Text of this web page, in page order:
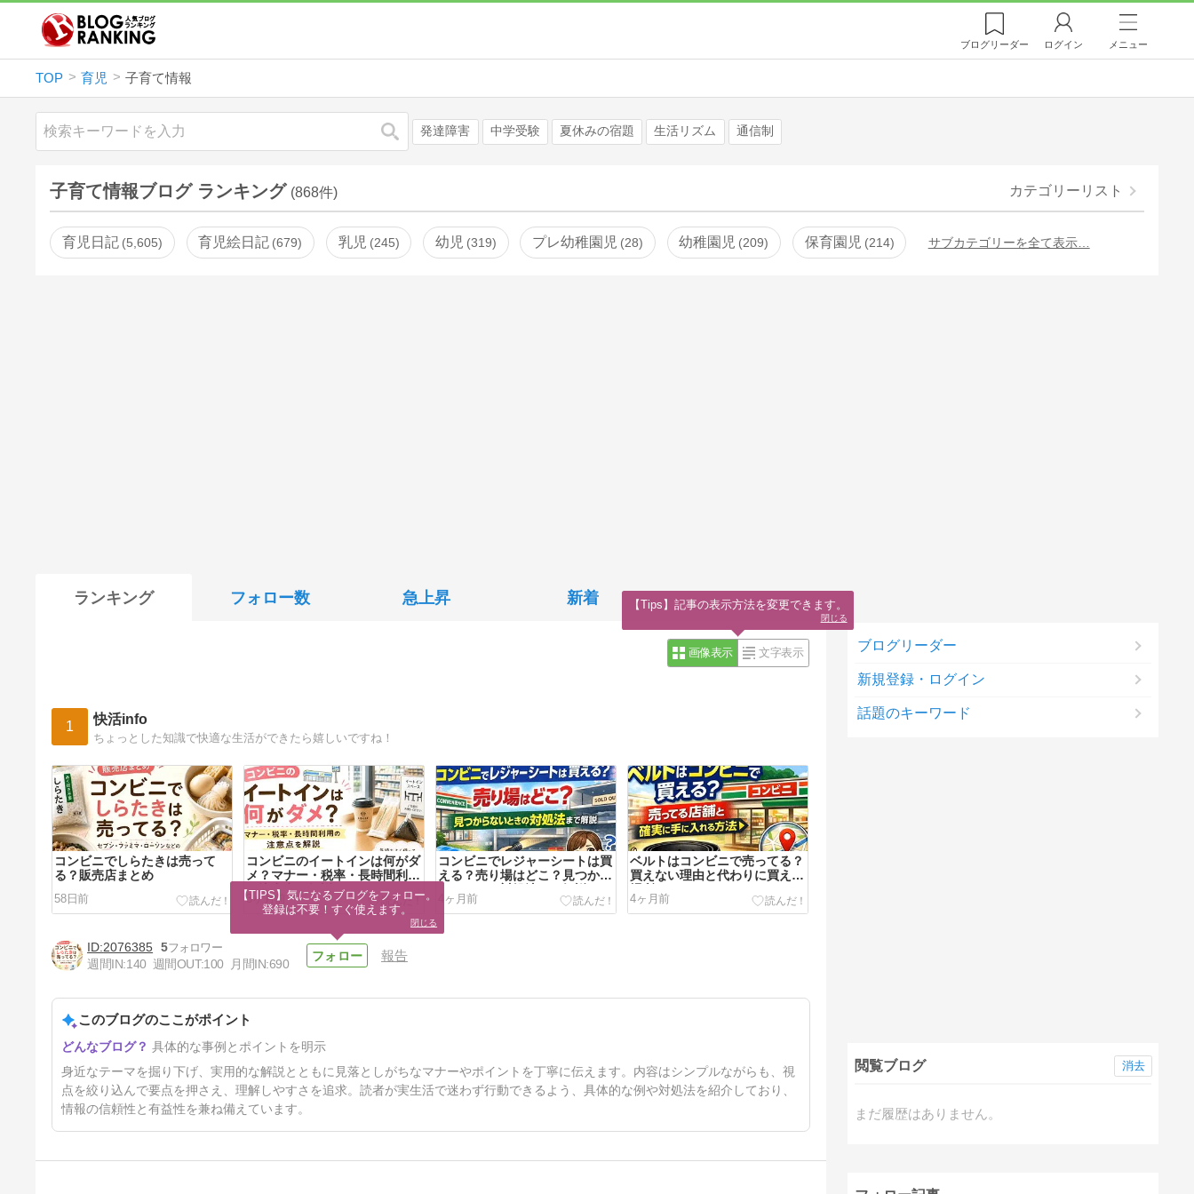
ブログリーダー ログイン メニュー
TOP 育児 子育て情報
検索 発達障害 中学受験 夏休みの宿題 生活リズム 通信制
子育て情報ブログ ランキング (868件) カテゴリーリスト
育児日記 5,605 育児絵日記 679 乳児 245 幼児 319 プレ幼稚園児 28 幼稚園児 209 保育園児 214 サブカテゴリーを全て表示…
ランキング フォロー数 急上昇 新着
画像表示 文字表示
1 快活info
ちょっとした知識で快適な生活ができたら嬉しいですね！
コンビニでしらたきは売って
る？販売店まとめ
58日前
コンビニのイートインは何がダ
メ？マナー・税率・長時間利用
の注意点を解説
3ヶ月前
コンビニでレジャーシートは買
える？売り場はどこ？見つから
ないときの対処法まで解説
4ヶ月前
ベルトはコンビニで売ってる？
買えない理由と代わりに買える
4ヶ月前
コミュニケーションを「図る」
とは？「取る」との違いと正し
7ヶ月前
2076385 5
週間IN:140 週間OUT:100 月間IN:690
報告
このブログのここがポイント
具体的な事例とポイントを明示
身近なテーマを掘り下げ、実用的な解説とともに見落としがちなマナーやポイントを丁寧に伝えます。内容はシンプルながらも、視
点を絞り込んで要点を押さえ、理解しやすさを追求。読者が実生活で迷わず行動できるよう、具体的な例や対処法を紹介しており、
情報の信頼性と有益性を兼ね備えています。
ブログリーダー
新規登録・ログイン
話題のキーワード
閲覧ブログ
まだ履歴はありません。
消去
【TIPS】気になるブログをフォロー。
登録は不要！すぐ使えます。
閉じる
【Tips】記事の表示方法を変更できます。
閉じる